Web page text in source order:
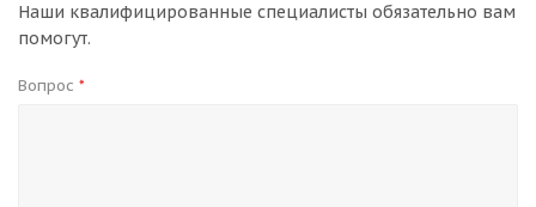
Наши квалифицированные специалисты обязательно вам
помогут.
Вопрос *